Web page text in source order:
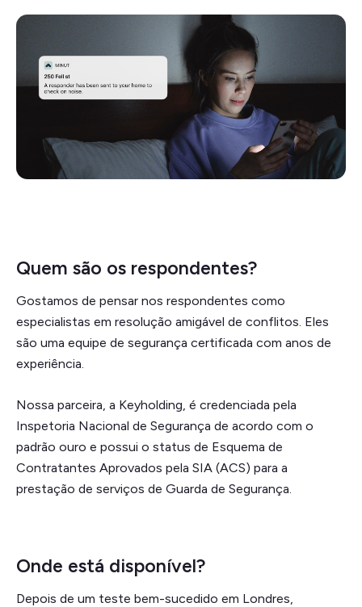
Quem são os respondentes?
Gostamos de pensar nos respondentes como
especialistas em resolução amigável de conflitos. Eles
são uma equipe de segurança certificada com anos de
experiência.
Nossa parceira, a Keyholding, é credenciada pela
Inspetoria Nacional de Segurança de acordo com o
padrão ouro e possui o status de Esquema de
Contratantes Aprovados pela SIA (ACS) para a
prestação de serviços de Guarda de Segurança.
Onde está disponível?
Depois de um teste bem-sucedido em Londres,